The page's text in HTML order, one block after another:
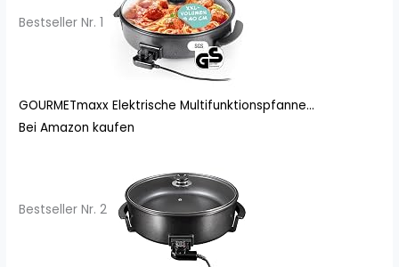
Bestseller Nr. 1
GOURMETmaxx Elektrische Multifunktionspfanne...
Bei Amazon kaufen
Bestseller Nr. 2